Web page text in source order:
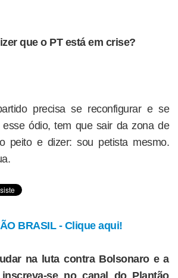
que o PT está em crise?
precisa se reconfigurar e se
ódio, tem que sair da zona de
peito e dizer: sou petista mesmo.
BRASIL - Clique aqui!
na luta contra Bolsonaro e a
se no canal do Plantão